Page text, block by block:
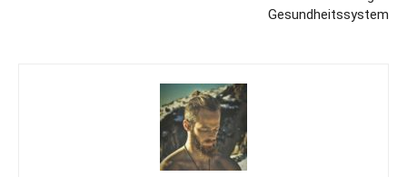
Gesundheitssystem